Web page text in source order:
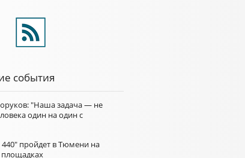
события
"Наша задача — не
один на один с
440" пройдет в Тюмени на
площадках